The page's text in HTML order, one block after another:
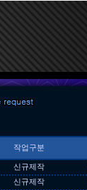
작업구분
신규제작
신규제작